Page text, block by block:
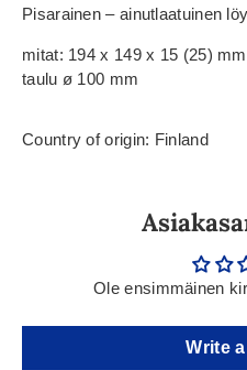
Pisarainen – ainutlaatuinen
mitat: 194 x 149 x 15 (25) mm
taulu ø 100 mm
Country of origin: Finland
Ole ensimmäinen
Write